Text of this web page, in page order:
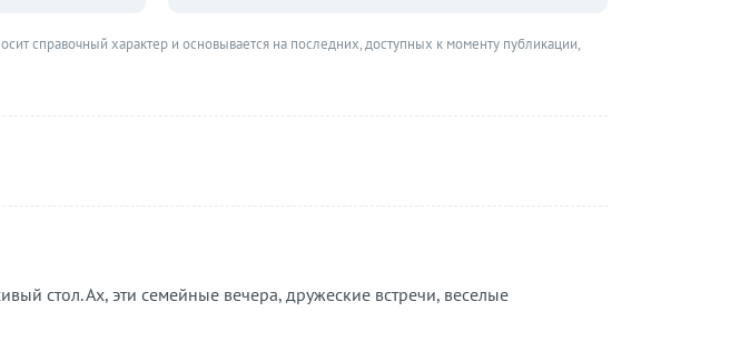
стол. Ах, эти семейные вечера, дружеские встречи, веселые
справочный характер и основывается на последних, доступных к моменту публикации,